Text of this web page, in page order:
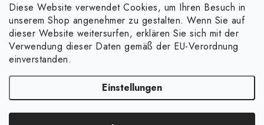
Diese Website verwendet Cookies, um Ihren Besuch in
unserem Shop angenehmer zu gestalten. Wenn Sie auf
dieser Website weitersurfen, erklären Sie sich mit der
Verwendung dieser Daten gemäß der EU-Verordnung
einverstanden.
Einstellungen
Zahlung per PayPal
Kostenlos
Nachnahme
€4,00
Copyright 2026GrünGarten.de. Alle Rechte vorbehalten.Cookie-